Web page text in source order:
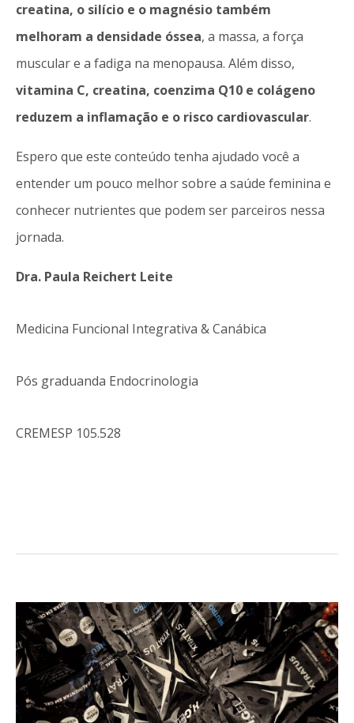
creatina, o silício e o magnésio também
melhoram a densidade óssea, a massa, a força
muscular e a fadiga na menopausa. Além disso,
vitamina C, creatina, coenzima Q10 e colágeno
reduzem a inflamação e o risco cardiovascular.
Espero que este conteúdo tenha ajudado você a
entender um pouco melhor sobre a saúde feminina e
conhecer nutrientes que podem ser parceiros nessa
jornada.
Dra. Paula Reichert Leite
Medicina Funcional Integrativa & Canábica
Pós graduanda Endocrinologia
CREMESP 105.528